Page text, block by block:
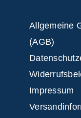
Allgemeine
(AGB)
Impressum